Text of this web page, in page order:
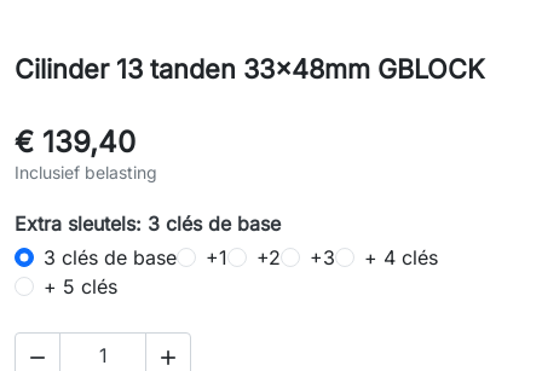
Cilinder 13 tanden 33x48mm GBLOCK
€ 139,40
Inclusief belasting
Extra sleutels: 3 clés de base
3 clés de base
+1 +2 +3
+ 4 clés
+ 5 clés
 